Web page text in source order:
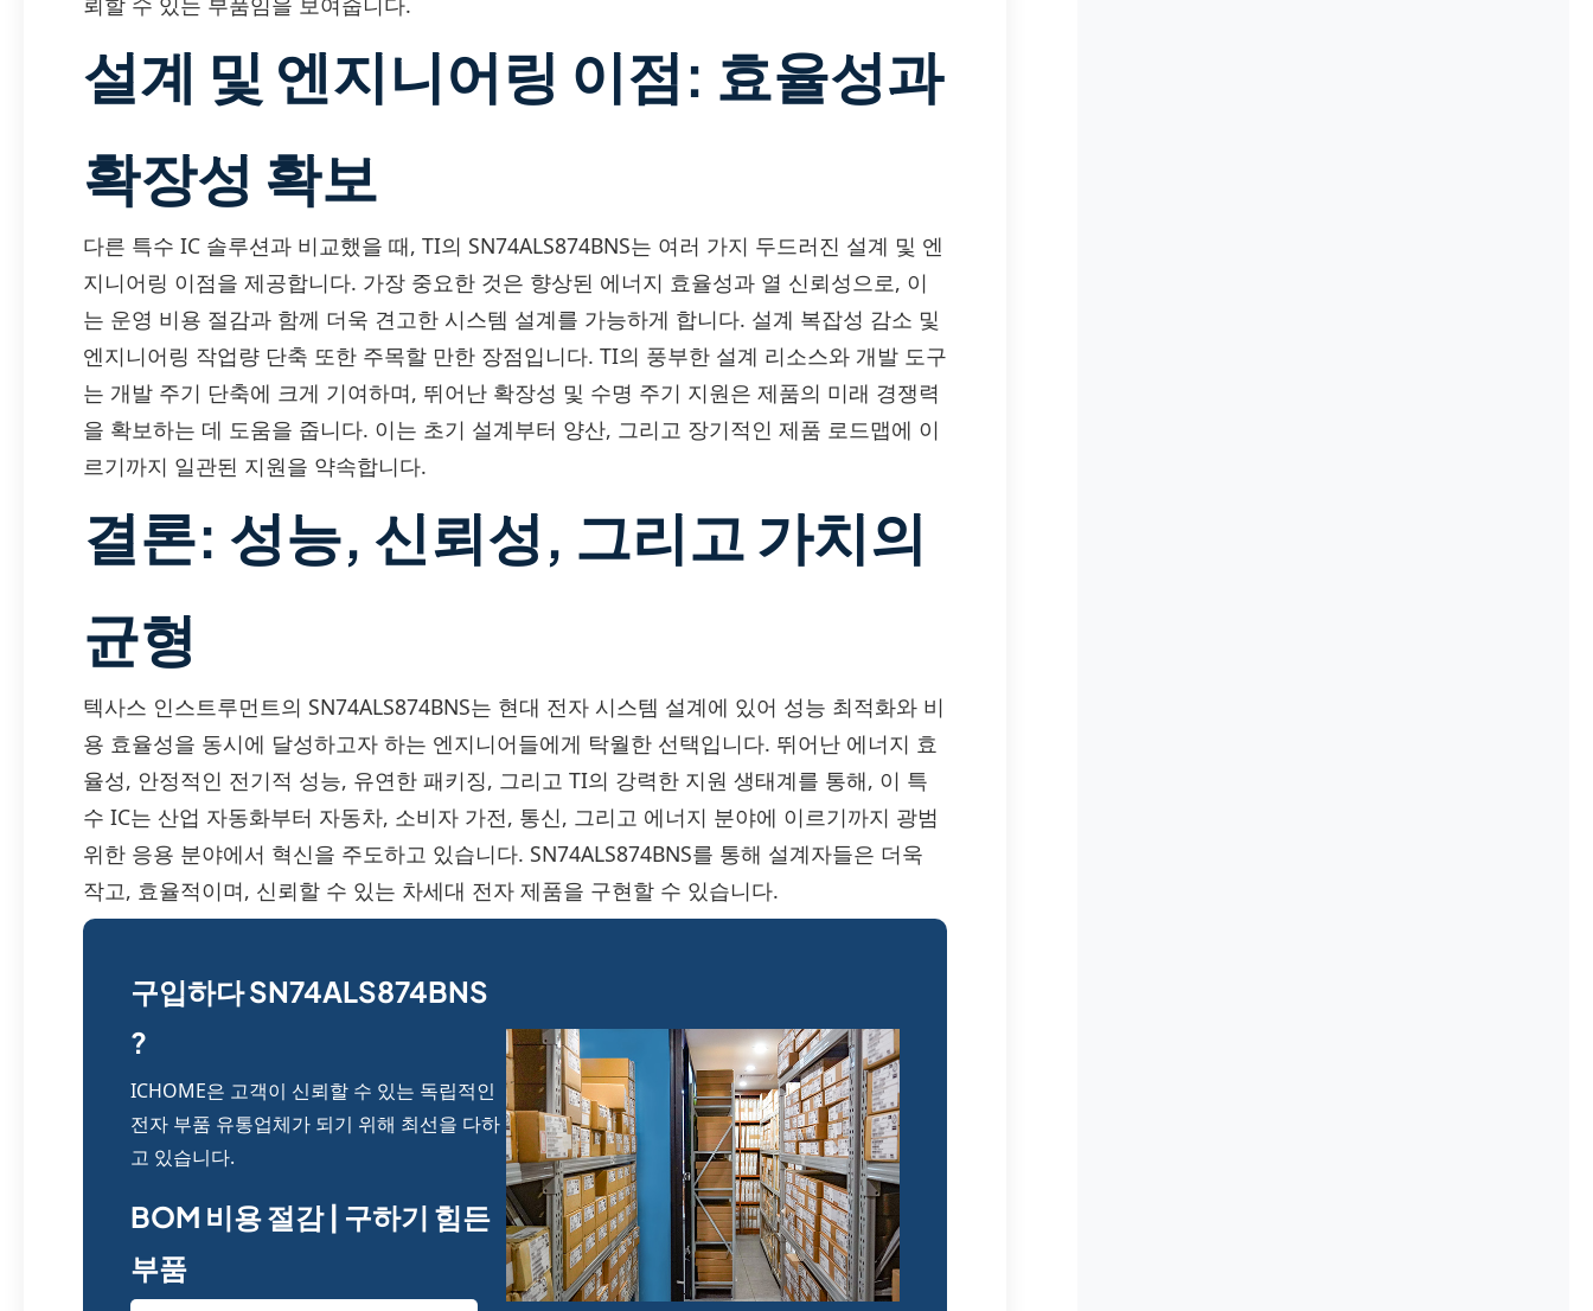
설계 및 엔지니어링 이점: 효율성과
확장성 확보
다른 특수 IC 솔루션과 비교했을 때, TI의 SN74ALS874BNS는 여러 가지 두드러진 설계 및 엔
지니어링 이점을 제공합니다. 가장 중요한 것은 향상된 에너지 효율성과 열 신뢰성으로, 이
는 운영 비용 절감과 함께 더욱 견고한 시스템 설계를 가능하게 합니다. 설계 복잡성 감소 및
엔지니어링 작업량 단축 또한 주목할 만한 장점입니다. TI의 풍부한 설계 리소스와 개발 도구
는 개발 주기 단축에 크게 기여하며, 뛰어난 확장성 및 수명 주기 지원은 제품의 미래 경쟁력
을 확보하는 데 도움을 줍니다. 이는 초기 설계부터 양산, 그리고 장기적인 제품 로드맵에 이
르기까지 일관된 지원을 약속합니다.
결론: 성능, 신뢰성, 그리고 가치의
균형
텍사스 인스트루먼트의 SN74ALS874BNS는 현대 전자 시스템 설계에 있어 성능 최적화와 비
용 효율성을 동시에 달성하고자 하는 엔지니어들에게 탁월한 선택입니다. 뛰어난 에너지 효
율성, 안정적인 전기적 성능, 유연한 패키징, 그리고 TI의 강력한 지원 생태계를 통해, 이 특
수 IC는 산업 자동화부터 자동차, 소비자 가전, 통신, 그리고 에너지 분야에 이르기까지 광범
위한 응용 분야에서 혁신을 주도하고 있습니다. SN74ALS874BNS를 통해 설계자들은 더욱
작고, 효율적이며, 신뢰할 수 있는 차세대 전자 제품을 구현할 수 있습니다.
구입하다 SN74ALS874BNS
?
ICHOME은 고객이 신뢰할 수 있는 독립적인
전자 부품 유통업체가 되기 위해 최선을 다하
고 있습니다.
BOM 비용 절감 | 구하기 힘든
부품